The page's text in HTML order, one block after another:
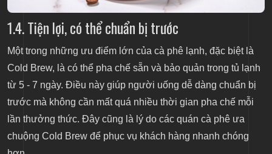
1.4. Tiện lợi, có thể chuẩn bị trước
Một trong những ưu điểm lớn của cà phê lạnh, đặc biệt là
Cold Brew, là có thể pha chế sẵn và bảo quản trong tủ lạnh
từ 5 - 7 ngày. Điều này giúp người uống dễ dàng chuẩn bị
trước mà không cần mất quá nhiều thời gian pha chế mỗi
lần thưởng thức. Đây cũng là lý do các quán cà phê ưa
chuộng Cold Brew để phục vụ khách hàng nhanh chóng